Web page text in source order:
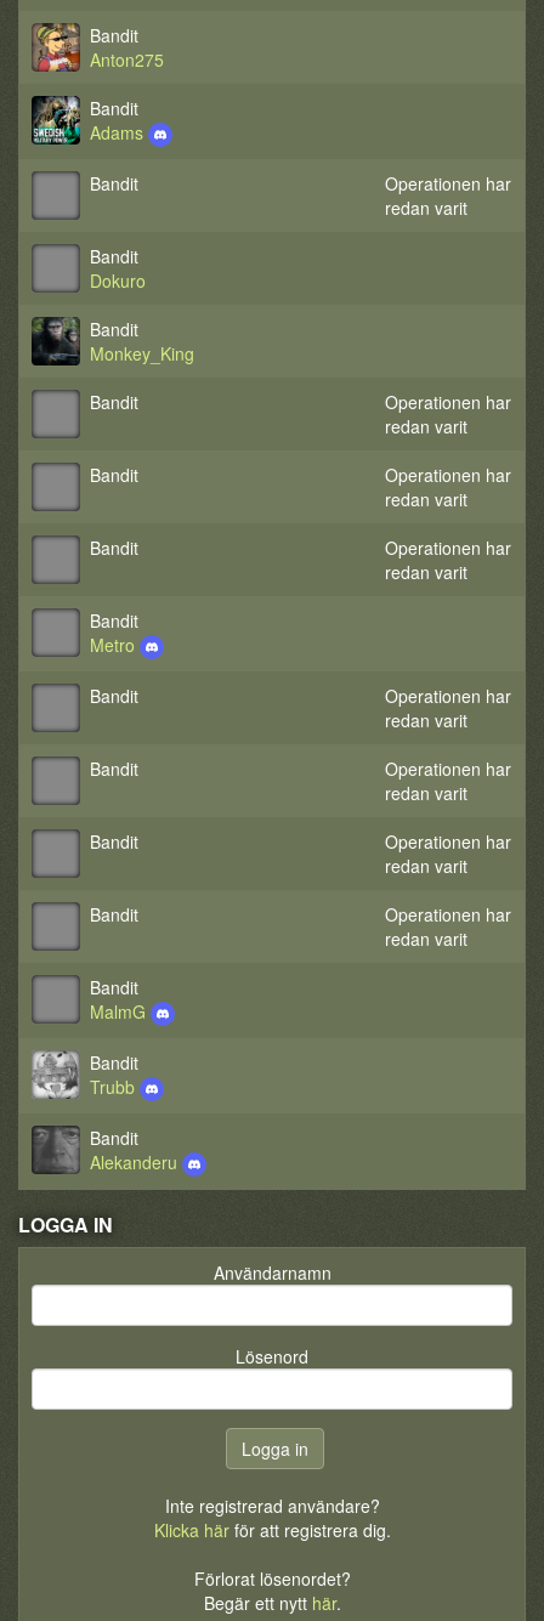
Bandit
Anton275
Bandit
Adams
Bandit
Operationen har
redan varit
Bandit
Dokuro
Bandit
Monkey_King
Bandit
Operationen har
redan varit
Bandit
Operationen har
redan varit
Bandit
Operationen har
redan varit
Bandit
Metro
Bandit
Operationen har
redan varit
Bandit
Operationen har
redan varit
Bandit
Operationen har
redan varit
Bandit
Operationen har
redan varit
Bandit
MalmG
Bandit
Trubb
Bandit
Alekanderu
LOGGA IN
Användarnamn
Lösenord
Inte registrerad användare?
Klicka härför att registrera dig.
Förlorat lösenordet?
Begär ett nytt här.